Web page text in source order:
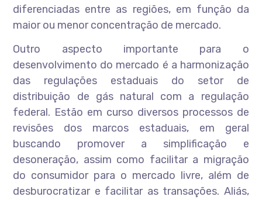
diferenciadas entre as regiões, em função da
maior ou menor concentração de mercado.
Outro aspecto importante para o
desenvolvimento do mercado é a harmonização
das regulações estaduais do setor de
distribuição de gás natural com a regulação
federal. Estão em curso diversos processos de
revisões dos marcos estaduais, em geral
buscando promover a simplificação e
desoneração, assim como facilitar a migração
do consumidor para o mercado livre, além de
desburocratizar e facilitar as transações. Aliás,